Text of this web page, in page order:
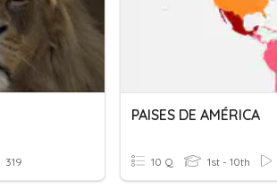
319
PAISES DE AMÉRICA
10 Q 1st - 10th